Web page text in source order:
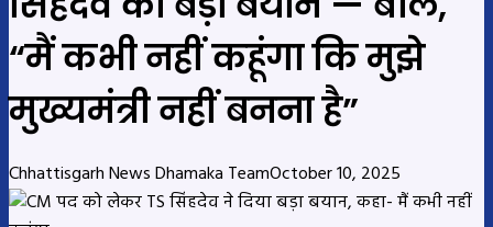
“मैं कभी नहीं कहूंगा कि मुझे
मुख्यमंत्री नहीं बनना है”
Chhattisgarh News Dhamaka TeamOctober 10, 2025